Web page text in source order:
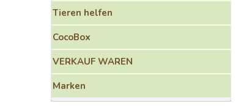
Tieren helfen
CocoBox
VERKAUF WAREN
Marken